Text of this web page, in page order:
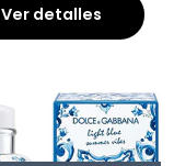
Ver detalles